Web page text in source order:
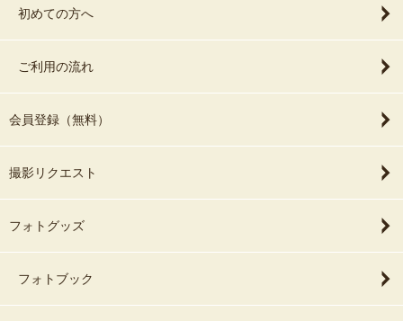
初めての方へ
ご利用の流れ
会員登録（無料）
撮影リクエスト
フォトグッズ
フォトブック